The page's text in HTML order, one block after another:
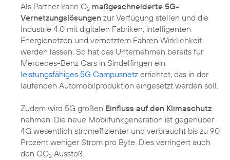
Als Partner kann O2 maßgeschneiderte 5G-
Vernetzungslösungen zur Verfügung stellen und die
Industrie 4.0 mit digitalen Fabriken, intelligenten
Energienetzen und vernetztem Fahren Wirklichkeit
werden lassen. So hat das Unternehmen bereits für
Mercedes-Benz Cars in Sindelfingen ein
leistungsfähiges 5G Campusnetz errichtet, das in der
laufenden Automobilproduktion eingesetzt werden soll.
Zudem wird 5G großen Einfluss auf den Klimaschutz
nehmen. Die neue Mobilfunkgeneration ist gegenüber
4G wesentlich stromeffizienter und verbraucht bis zu 90
Prozent weniger Strom pro Byte. Dies verringert auch
den CO2 Ausstoß.